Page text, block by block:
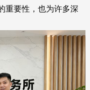
重要性，也为许多深